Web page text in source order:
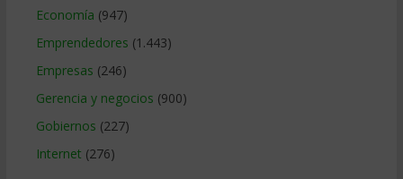
Economía (947)
Emprendedores (1.443)
Empresas (246)
Gerencia y negocios (900)
Gobiernos (227)
Internet (276)